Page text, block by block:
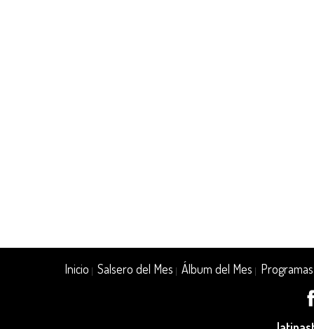
Inicio |Salsero del Mes |Álbum del Mes Programas